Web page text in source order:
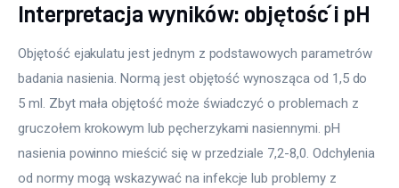
Interpretacja wyników: objętość i pH
Objętość ejakulatu jest jednym z podstawowych parametrów
badania nasienia. Normą jest objętość wynosząca od 1,5 do
5 ml. Zbyt mała objętość może świadczyć o problemach z
gruczołem krokowym lub pęcherzykami nasiennymi. pH
nasienia powinno mieścić się w przedziale 7,2-8,0. Odchylenia
od normy mogą wskazywać na infekcje lub problemy z